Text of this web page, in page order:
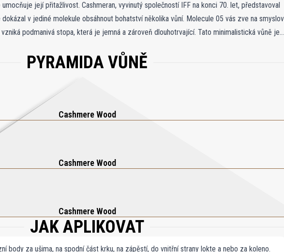
její přitažlivost. Cashmeran, vyvinutý společností IFF na konci 70. let, představoval
v jediné molekule obsáhnout bohatství několika vůní. Molecule 05 vás zve na
podmanivá stopa, která je jemná a zároveň dlouhotrvající. Tato minimalistická vůně je
čistou krásu Cashmeranu v hlavní roli. Pro ty, kteří dávají přednost výraznějšímu
Molecule 05 zůstává poctou umění decentní sofistikovanosti.
PYRAMIDA VŮNĚ
Cashmere Wood
Cashmere Wood
Cashmere Wood
JAK APLIKOVAT
body za ušima, na spodní část krku, na zápěstí, do vnitřní strany lokte a nebo za koleno.